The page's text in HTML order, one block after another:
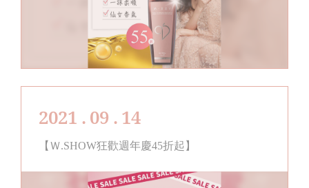
2021 . 09 . 14
【Ｗ.SHOW狂歡週年慶45折起】